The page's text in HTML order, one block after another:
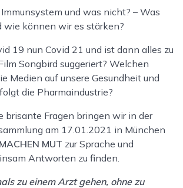
und was nicht? – Was
wie können wir es stärken?
19 nun Covid 21 und ist dann alles zu
Songbird suggeriert? Welchen
Medien auf unsere Gesundheit und
die Pharmaindustrie?
brisante Fragen bringen wir in der
am 17.01.2021 in München
MUT zur Sprache und
Antworten zu finden.
zu einem Arzt gehen, ohne zu